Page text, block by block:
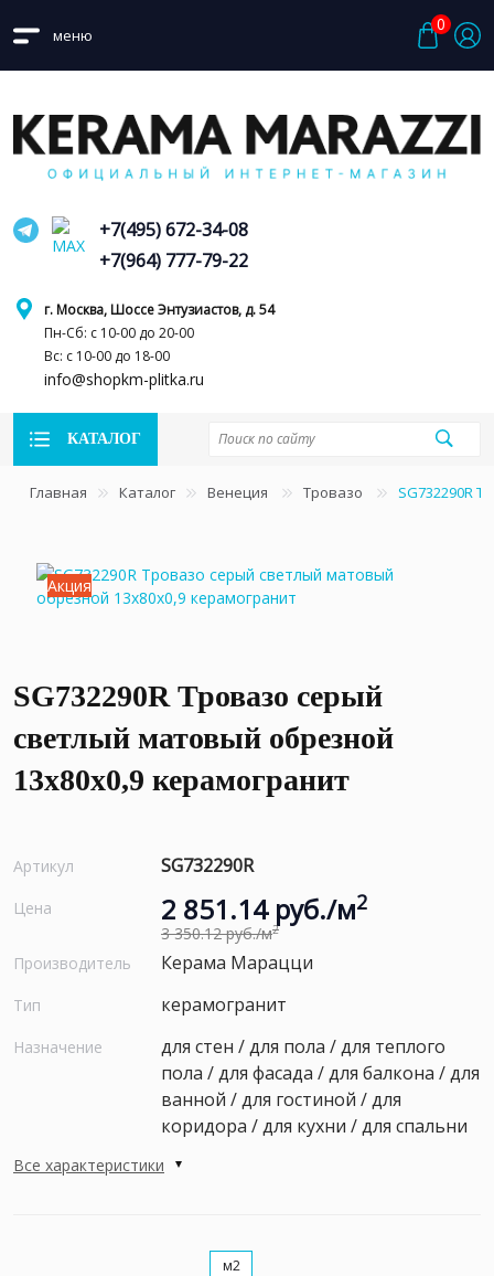
меню
0
г. Москва, Шоссе Энтузиастов, д. 54
Пн-Сб: с 10-00 до 20-00
Вс: с 10-00 до 18-00
info@shopkm-plitka.ru
+7(495) 672-34-08
+7(964) 777-79-22
КАТАЛОГ
Главная Каталог Венеция Тровазо SG732290R
Акция
SG732290R Тровазо серый
светлый матовый обрезной
13x80x0,9 керамогранит
Артикул SG732290R
Цена 2 851.14 руб./м2
3 350.12 руб./м2
Производитель Керама Марацци
Тип керамогранит
Назначение
для стен / для пола / для теплого
пола / для фасада / для балкона / для
ванной / для гостиной / для
коридора / для кухни / для спальни
Все характеристики
м2